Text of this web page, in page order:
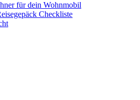
für dein Wohnmobil
Checkliste